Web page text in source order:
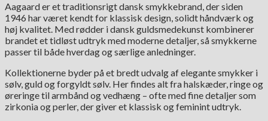
Aagaard er et traditionsrigt dansk smykkebrand, der siden
1946 har været kendt for klassisk design, solidt håndværk og
høj kvalitet. Med rødder i dansk guldsmedekunst kombinerer
brandet et tidløst udtryk med moderne detaljer, så smykkerne
passer til både hverdag og særlige anledninger.
Kollektionerne byder på et bredt udvalg af elegante smykker i
sølv, guld og forgyldt sølv. Her findes alt fra halskæder, ringe og
øreringe til armbånd og vedhæng – ofte med fine detaljer som
zirkonia og perler, der giver et klassisk og feminint udtryk.